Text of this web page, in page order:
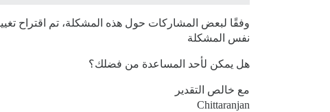
نفس المشكلة
هل يمكن لأحد المساعدة من فضلك؟
مع خالص التقدير
Chittaranjan